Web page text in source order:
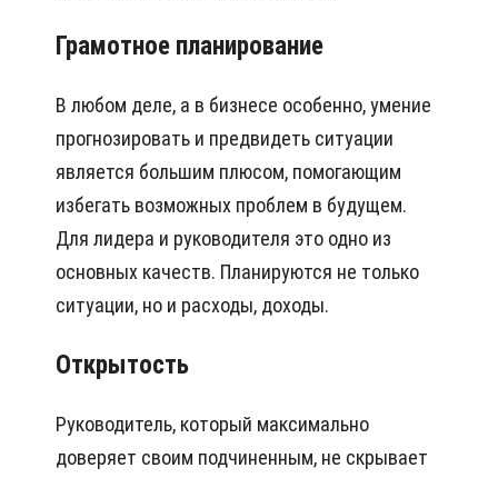
Грамотное планирование
В любом деле, а в бизнесе особенно, умение
прогнозировать и предвидеть ситуации
является большим плюсом, помогающим
избегать возможных проблем в будущем.
Для лидера и руководителя это одно из
основных качеств. Планируются не только
ситуации, но и расходы, доходы.
Открытость
Руководитель, который максимально
доверяет своим подчиненным, не скрывает